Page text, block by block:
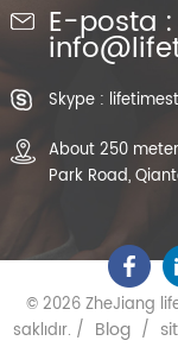
E-posta :
Skype :
About 250
Park Road,
© 2026 ZheJiang
saklıdır. / Blog /